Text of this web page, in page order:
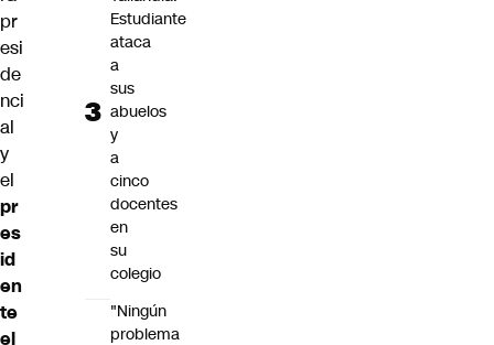
pr
esi
de
nci
al
y
el
pr
es
id
en
te
el
Estudiante
ataca
a
sus
abuelos
y
a
cinco
docentes
en
su
colegio
"Ningún
problema